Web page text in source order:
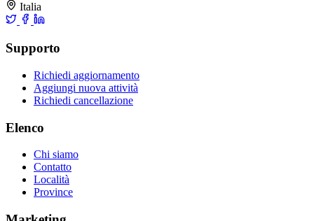
Italia
Supporto
Richiedi aggiornamento
Aggiungi nuova attività
Richiedi cancellazione
Elenco
Chi siamo
Contatto
Località
Province